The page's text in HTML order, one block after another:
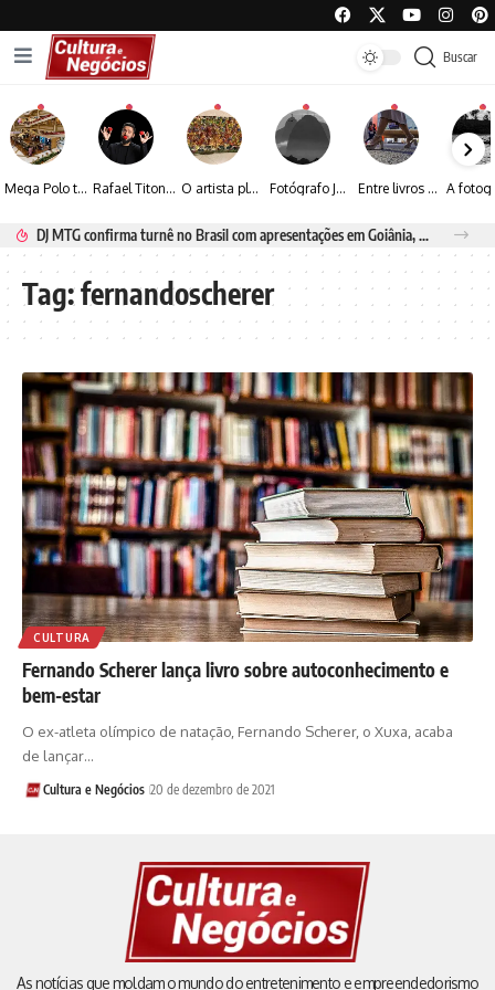
Buscar
Mega Polo transforma lançamento de coleção em plataforma nacional de negócios e projeta crescimento de mais de 15% Rafael Titonelly leva magia e acolhimento a crianças em tratamento oncológico em Juiz de Fora O artista plástico Jorge Luiz transforma sustentabilidade e criatividade em arte contemporânea Fotógrafo José Roberto apresenta um olhar sensível sobre arquitetura, formas e luz na fotografia Entre livros e fotografia autoral, Sebastião Reis consolida uma trajetória marcada pelo olhar artístico
DJ MTG confirma turnê no Brasil com apresentações em Goiânia, Porto Seguro e Rio de Janeiro
Tag:fernandoscherer
CULTURA
Fernando Scherer lança livro sobre autoconhecimento e
bem-estar
O ex-atleta olímpico de natação, Fernando Scherer, o Xuxa, acaba
de lançar…
Cultura e Negócios 20 de dezembro de 2021
As notícias que moldam o mundo do entretenimento e empreendedorismo